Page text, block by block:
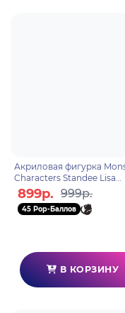
Акриловая фигурка
Characters Standee Lisa
6972957482908
899р. 999р.
45 Pop-Баллов
В КОРЗИНУ